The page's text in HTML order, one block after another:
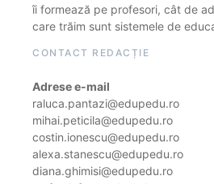
îi formează pe profesori, cât de
care trăim sunt sistemele de
CONTACT REDACȚIE
Adrese e-mail
raluca.pantazi@edupedu.ro
mihai.peticila@edupedu.ro
costin.ionescu@edupedu.ro
alexa.stanescu@edupedu.ro
diana.ghimisi@edupedu.ro